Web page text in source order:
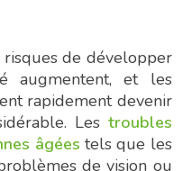
risques de développer
augmentent, et les
rapidement devenir
Les troubles
âgées tels que les
de vision ou